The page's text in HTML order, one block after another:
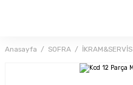
Anasayfa SOFRA İKRAM&SERVİS